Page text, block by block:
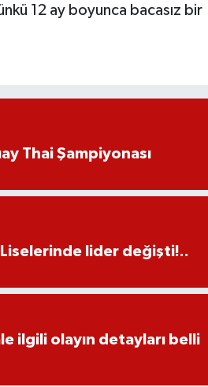
12 ay boyunca bacasız bir
Thai Şampiyonası
Liselerinde lider değişti!..
ilgili olayın detayları belli